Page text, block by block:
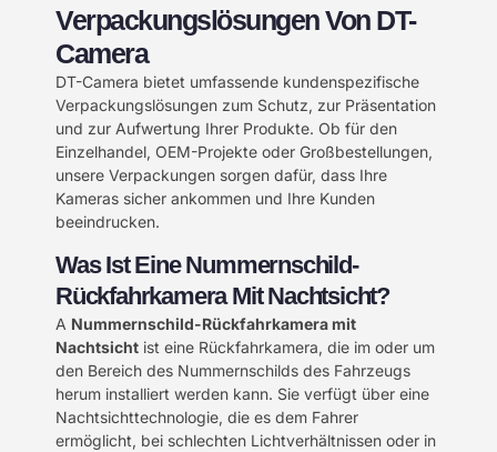
Verpackungslösungen Von DT-
Camera
DT-Camera bietet umfassende kundenspezifische
Verpackungslösungen zum Schutz, zur Präsentation
und zur Aufwertung Ihrer Produkte. Ob für den
Einzelhandel, OEM-Projekte oder Großbestellungen,
unsere Verpackungen sorgen dafür, dass Ihre
Kameras sicher ankommen und Ihre Kunden
beeindrucken.
Was Ist Eine Nummernschild-
Rückfahrkamera Mit Nachtsicht?
A Nummernschild-Rückfahrkamera mit
Nachtsicht ist eine Rückfahrkamera, die im oder um
den Bereich des Nummernschilds des Fahrzeugs
herum installiert werden kann. Sie verfügt über eine
Nachtsichttechnologie, die es dem Fahrer
ermöglicht, bei schlechten Lichtverhältnissen oder in